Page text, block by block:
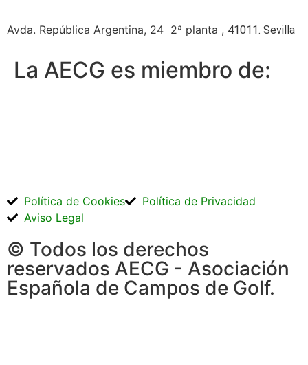
Avda. República Argentina, 24 2ª planta , 41011. Sevilla
La AECG es miembro de:
© Todos los derechos
reservados AECG - Asociación
Española de Campos de Golf.
Política de Cookies
Política de Privacidad
Aviso Legal